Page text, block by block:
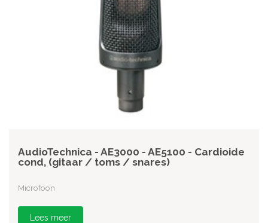
AudioTechnica - AE3000 - AE5100 - Cardioide
cond, (gitaar / toms / snares)
Microfoon
Lees meer